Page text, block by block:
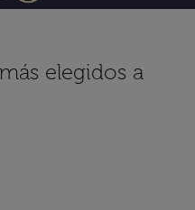
elegidos a